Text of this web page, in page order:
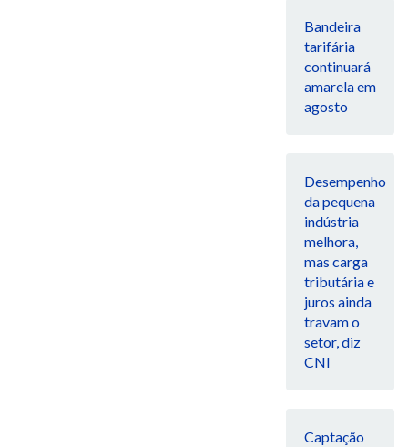
Bandeira
tarifária
continuará
amarela em
agosto
Desempenho
da pequena
indústria
melhora,
mas carga
tributária e
juros ainda
travam o
setor, diz
CNI
Captação